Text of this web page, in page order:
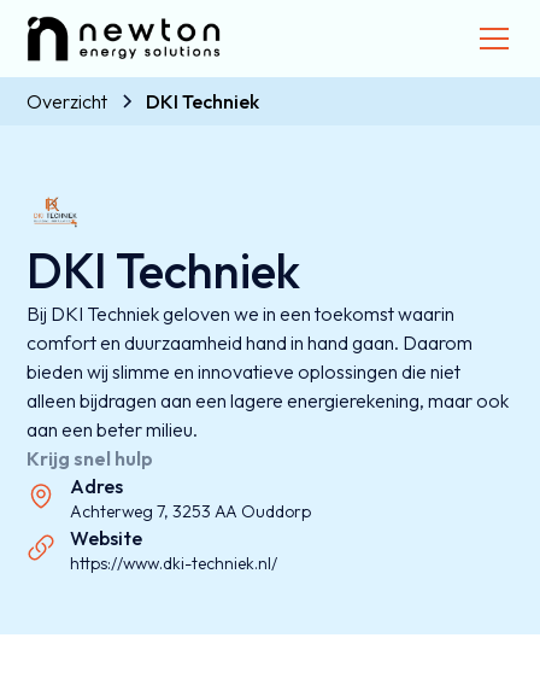
Overzicht DKI Techniek
DKI Techniek
Bij DKI Techniek geloven we in een toekomst waarin
comfort en duurzaamheid hand in hand gaan. Daarom
bieden wij slimme en innovatieve oplossingen die niet
alleen bijdragen aan een lagere energierekening, maar ook
aan een beter milieu.
Krijg snel hulp
Adres
Achterweg 7, 3253 AA Ouddorp
Website
https://www.dki-techniek.nl/